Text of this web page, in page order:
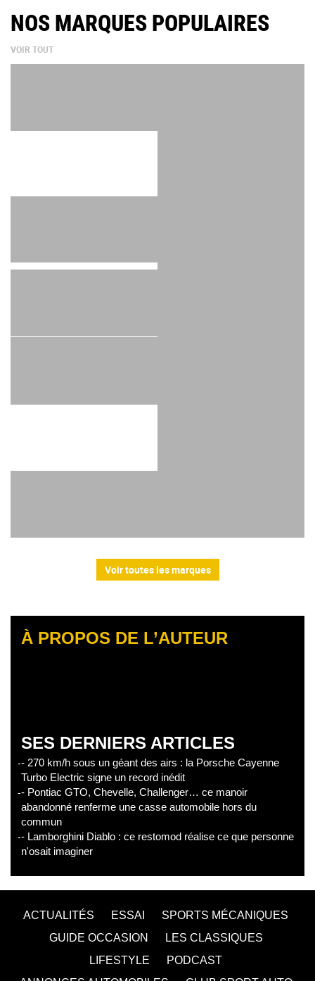
NOS MARQUES POPULAIRES
VOIR TOUT
Voir toutes les marques
À PROPOS DE L’AUTEUR
SES DERNIERS ARTICLES
- 270 km/h sous un géant des airs : la Porsche Cayenne
Turbo Electric signe un record inédit
- Pontiac GTO, Chevelle, Challenger… ce manoir
abandonné renferme une casse automobile hors du
commun
- Lamborghini Diablo : ce restomod réalise ce que personne
n'osait imaginer
ACTUALITÉS ESSAI
SPORTS MÉCANIQUES
GUIDE OCCASION
LES CLASSIQUES
LIFESTYLE
PODCAST